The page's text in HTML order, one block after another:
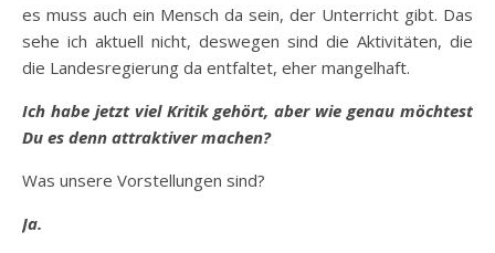
es muss auch ein Mensch da sein, der Unterricht gibt. Das
sehe ich aktuell nicht, deswegen sind die Aktivitäten, die
die Landesregierung da entfaltet, eher mangelhaft.
Ich habe jetzt viel Kritik gehört, aber wie genau möchtest
Du es denn attraktiver machen?
Was unsere Vorstellungen sind?
Ja.